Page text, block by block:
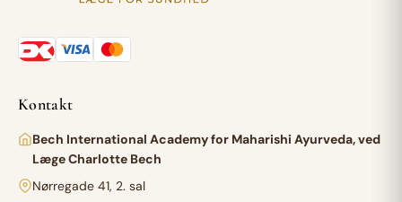
Kontakt
Bech International Academy for Maharishi Ayurveda, ved
Læge Charlotte Bech
Nørregade 41, 2. sal